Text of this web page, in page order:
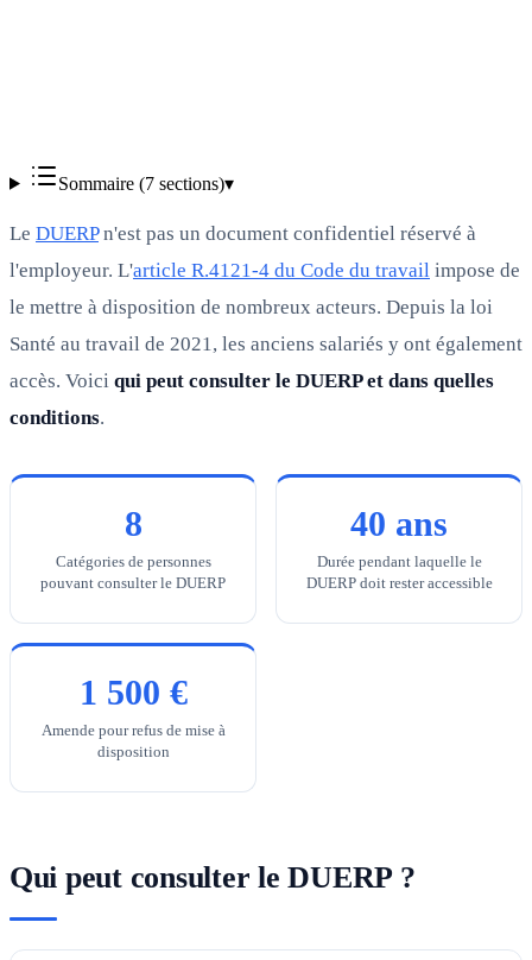
Sommaire (7sections)▾
Le DUERPn'est pas un document confidentiel réservé à
l'employeur. L'article R.4121-4 du Code du travail impose de
le mettre à disposition de nombreux acteurs. Depuis la loi
Santé au travail de 2021, les anciens salariés y ont également
accès. Voici qui peut consulter le DUERP et dans quelles
conditions.
8
Catégories de personnes
pouvant consulter le DUERP
40 ans
Durée pendant laquelle le
DUERP doit rester accessible
1 500 €
Amende pour refus de mise à
disposition
Qui peut consulter le DUERP ?